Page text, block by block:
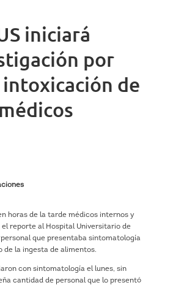
iniciará
por
de
médicos
horas de la tarde médicos internos y
reporte al Hospital Universitario de
que presentaba sintomatología
de la ingesta de alimentos.
con sintomatología el lunes, sin
cantidad de personal que lo presentó